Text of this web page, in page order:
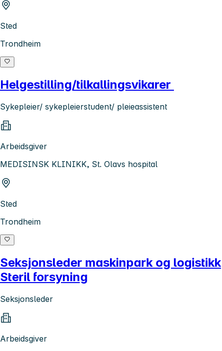
Sted
Trondheim
Helgestilling/tilkallingsvikarer
Sykepleier/ sykepleierstudent/ pleieassistent
Arbeidsgiver
MEDISINSK KLINIKK, St. Olavs hospital
Sted
Trondheim
Seksjonsleder maskinpark og logistikk
Steril forsyning
Seksjonsleder
Arbeidsgiver